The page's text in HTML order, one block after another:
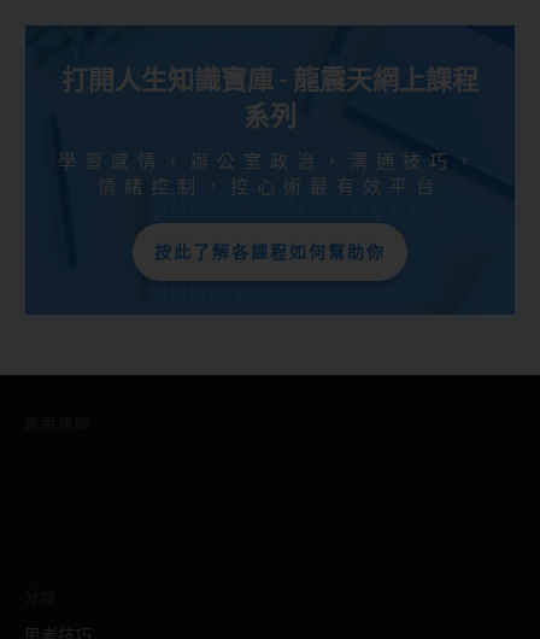
打開人生知識寶庫 - 龍震天網上課程
系列
學習感情，辦公室政治，溝通技巧，
情緒控制，控心術最有效平台
按此了解各課程如何幫助你